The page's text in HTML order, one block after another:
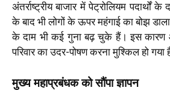
अंतर्राष्ट्रीय बाजार में पेट्रोलियम पदार्थों
के बाद भी लोगों के ऊपर महंगाई का बोझ डाला
के दाम भी कई गुना बढ़ चुके हैं। इस
परिवार का उदर-पोषण करना मुश्किल हो गया
मुख्य महाप्रबंधक को सौंपा ज्ञापन